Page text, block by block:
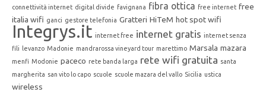
connettività internet digital divide favignana fibra ottica free internet free
italia wifi ganci gestore telefonia Gratteri HiTeM hot spot wifi
Integrys.it internet free internet gratis internet senza
fili levanzo Madonie mandrarossa vineyard tour marettimo Marsala mazara
menfi Modonie paceco rete banda larga rete wifi gratuita santa
margherita san vito lo capo scuole scuole mazara del vallo Sicilia ustica
wireless